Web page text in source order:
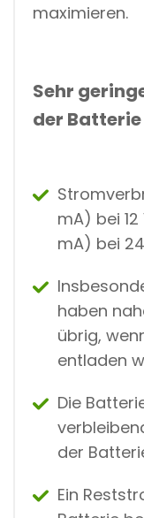
maximieren.
Sehr
der Batterie
mA) bei
mA) bei
haben
übrig,
entladen
Die
der
Ein